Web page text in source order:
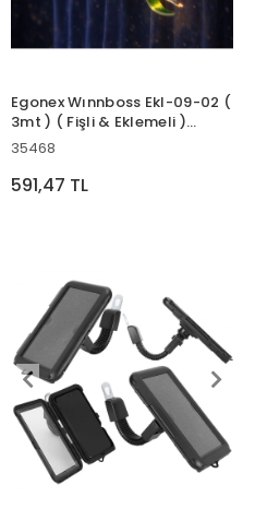
Egonex Wınnboss Ekl-09-02 (
3mt ) ( Fişli & Eklemeli )
Ramazan Dekor Lamba &
Yıldız )*50
35468
591,47 TL